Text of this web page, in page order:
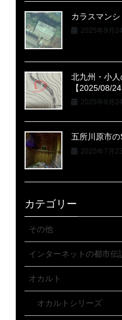
カラスマン
2025年9月
北九州・小
【2025/08/24
2025年8月
五所川原市
2025年7月
カテゴリー
その他
インターネットの都市伝
オカルト
オカルトシリーズ